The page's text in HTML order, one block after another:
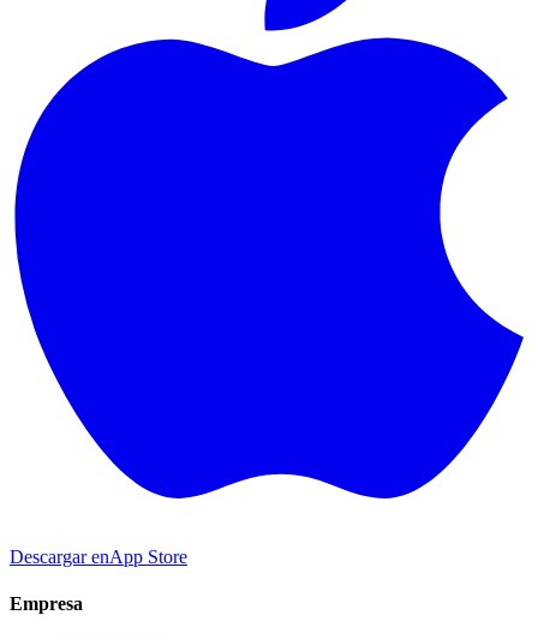
Descargar enApp Store
Empresa